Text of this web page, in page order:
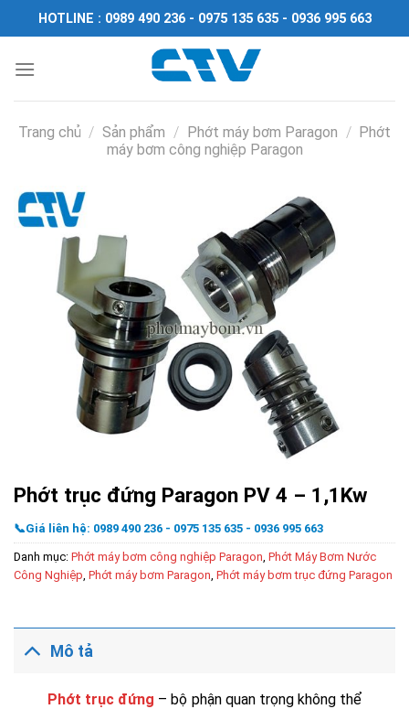
Chuyển
đến
dung
HOTLINE : 0989 490 236 - 0975 135 635 - 0936 995 663
Trang chủ / Sản phẩm / Phớt máy bơm Paragon / Phớt
máy bơm công nghiệp Paragon
Phớt trục đứng Paragon PV 4 – 1,1Kw
📞Giá liên hệ: 0989 490 236 - 0975 135 635 - 0936 995 663
Danh mục: Phớt máy bơm công nghiệp Paragon Phớt Máy Bơm Nước
Công Nghiệp Phớt máy bơm Paragon Phớt máy bơm trục đứng Paragon
Mô tả
Phớt trục đứng – bộ phận quan trọng không thể